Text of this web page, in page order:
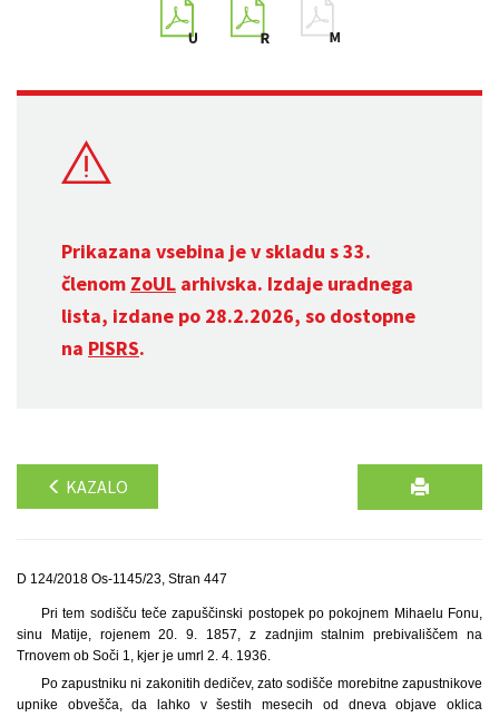
Prikazana vsebina je v skladu s 33.
členom ZoUL arhivska. Izdaje uradnega
lista, izdane po 28.2.2026, so dostopne
na PISRS.
KAZALO
D 124/2018 Os-1145/23, Stran 447
Pri tem sodišču teče zapuščinski postopek po pokojnem Mihaelu Fonu,
sinu Matije, rojenem 20. 9. 1857, z zadnjim stalnim prebivališčem na
Trnovem ob Soči 1, kjer je umrl 2. 4. 1936.
Po zapustniku ni zakonitih dedičev, zato sodišče morebitne zapustnikove
upnike obvešča, da lahko v šestih mesecih od dneva objave oklica